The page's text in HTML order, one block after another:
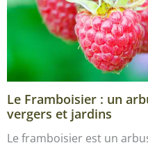
Le Framboisier : un
vergers et jardins
Le framboisier est un